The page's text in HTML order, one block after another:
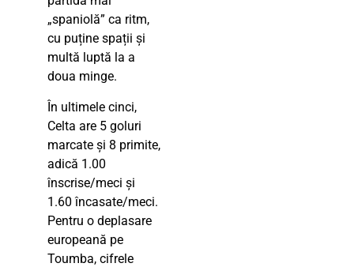
„spaniolă” ca ritm,
cu puține spații și
multă luptă la a
doua minge.
În ultimele cinci,
Celta are 5 goluri
marcate și 8 primite,
adică 1.00
înscrise/meci și
1.60 încasate/meci.
Pentru o deplasare
europeană pe
Toumba, cifrele